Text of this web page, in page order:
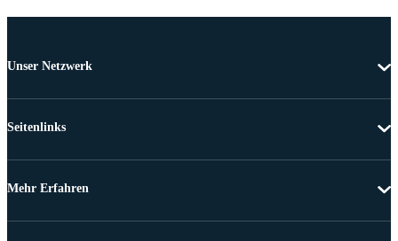
Unser Netzwerk
Seitenlinks
Mehr Erfahren